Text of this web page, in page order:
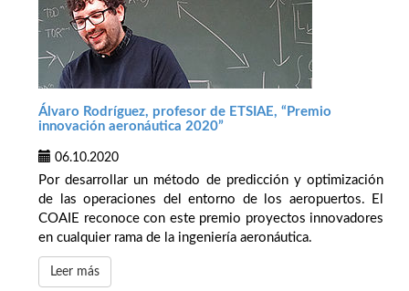
Álvaro Rodríguez, profesor de ETSIAE, “Premio
innovación aeronáutica 2020”
06.10.2020
Por desarrollar un método de predicción y optimización
de las operaciones del entorno de los aeropuertos. El
COAIE reconoce con este premio proyectos innovadores
en cualquier rama de la ingeniería aeronáutica.
Leer más